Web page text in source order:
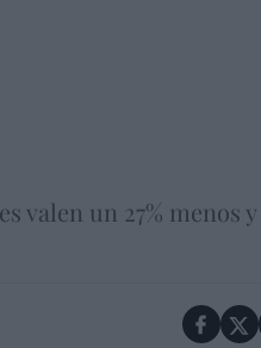
valen un 27% menos y